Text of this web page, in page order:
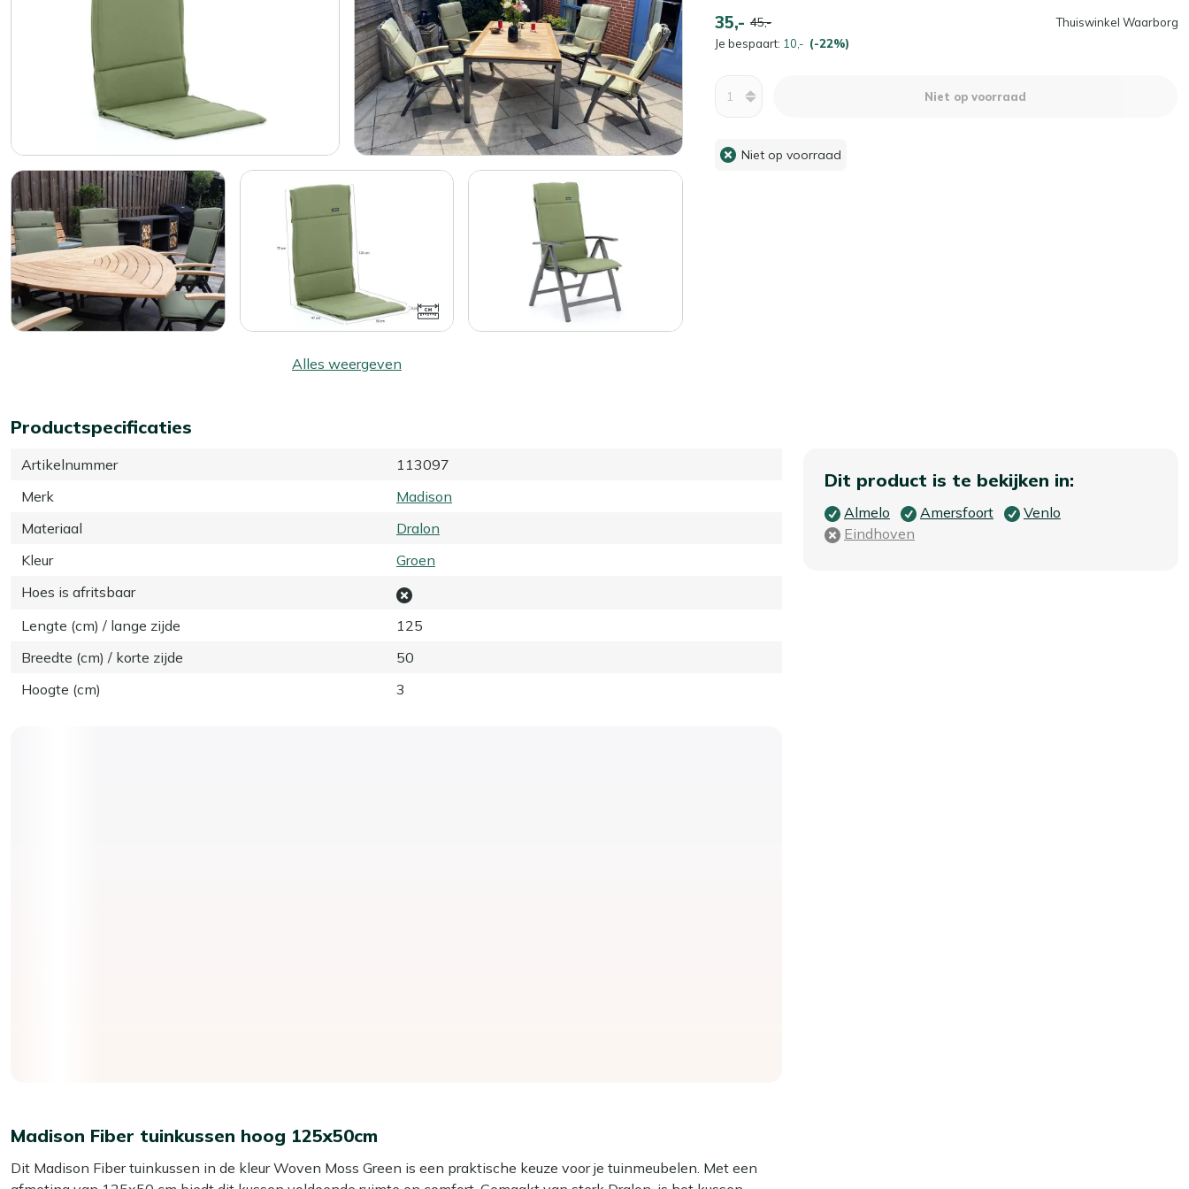
Alles weergeven
35,- 45,-
Je bespaart: 10,- (-22%)
Thuiswinkel Waarborg
Niet op voorraad
Niet op voorraad
Productspecificaties
Artikelnummer
113097
Merk
Madison
Materiaal
Dralon
Kleur
Groen
Hoes is afritsbaar
Lengte (cm) / lange zijde
125
Breedte (cm) / korte zijde
50
Hoogte (cm)
3
Dit product is te bekijken in:
Almelo Amersfoort
Venlo
Eindhoven
Madison Fiber tuinkussen hoog 125x50cm
Dit Madison Fiber tuinkussen in de kleur Woven Moss Green is een praktische keuze voor je tuinmeubelen. Met een